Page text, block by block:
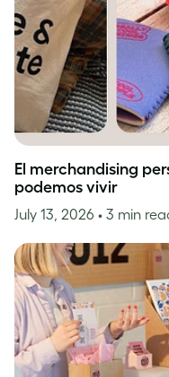
El merchandising
podemos vivir
July 13, 2026 • 3 min